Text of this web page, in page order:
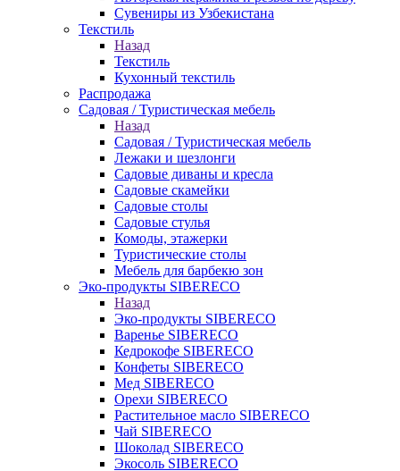
Сувениры из Узбекистана
Текстиль
Назад
Текстиль
Кухонный текстиль
Распродажа
Садовая / Туристическая мебель
Назад
Садовая / Туристическая мебель
Лежаки и шезлонги
Садовые диваны и кресла
Садовые скамейки
Садовые столы
Садовые стулья
Комоды, этажерки
Туристические столы
Мебель для барбекю зон
Эко-продукты SIBERECO
Назад
Эко-продукты SIBERECO
Варенье SIBERECO
Кедрокофе SIBERECO
Конфеты SIBERECO
Мед SIBERECO
Орехи SIBERECO
Растительное масло SIBERECO
Чай SIBERECO
Шоколад SIBERECO
Экосоль SIBERECO